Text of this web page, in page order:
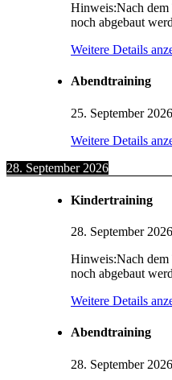
Hinweis:Nach dem
noch abgebaut
Weitere Details
Abendtraining
25. September 2026
Weitere Details
28. September 2026
Kindertraining
28. September 2026
Hinweis:Nach dem
noch abgebaut
Weitere Details
Abendtraining
28. September 2026